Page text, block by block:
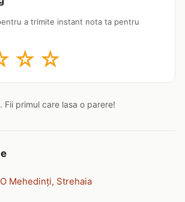
a trimite instant nota ta pentru
☆ ☆
Fii primul care lasa o parere!
Mehedinți, Strehaia